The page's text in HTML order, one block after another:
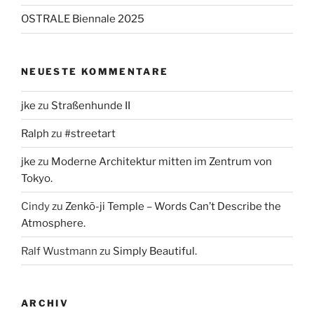
OSTRALE Biennale 2025
NEUESTE KOMMENTARE
jke zu Straßenhunde II
Ralph zu #streetart
jke zu Moderne Architektur mitten im Zentrum von
Tokyo.
Cindyzu Zenkō-ji Temple – Words Can’t Describe the
Atmosphere.
Ralf Wustmann zu Simply Beautiful.
ARCHIV